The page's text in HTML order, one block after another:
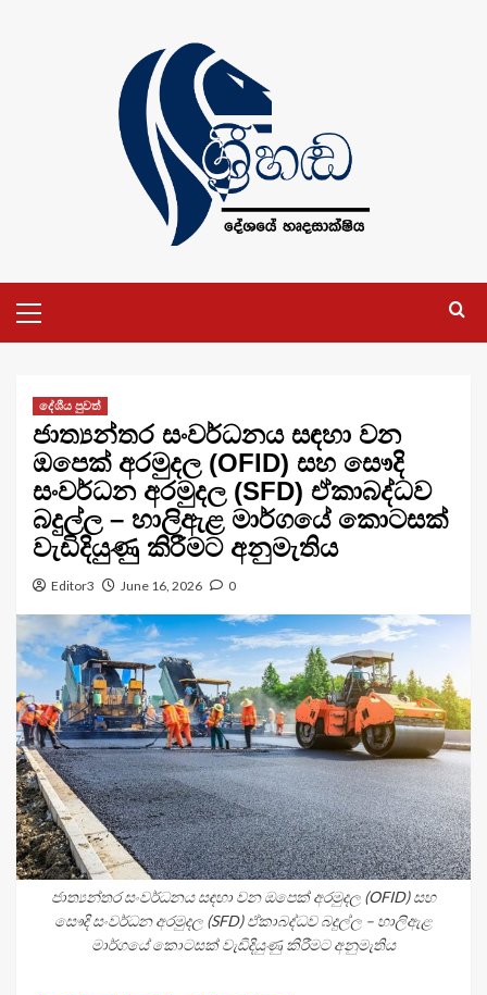
Menu
දේශීය පුවත්
ජාත්‍යන්තර සංවර්ධනය සඳහා වන
ඔපෙක් අරමුදල (OFID) සහ සෞදි
සංවර්ධන අරමුදල (SFD) ඒකාබද්ධව
බදුල්ල – හාලිඇළ මාර්ගයේ කොටසක්
වැඩිදියුණු කිරීමට අනුමැතිය
Editor3 June 16, 2026 0
ජාත්‍යන්තර සංවර්ධනය සඳහා වන ඔපෙක් අරමුදල (OFID) සහ
සෞදි සංවර්ධන අරමුදල (SFD) ඒකාබද්ධව බදුල්ල – හාලිඇළ
මාර්ගයේ කොටසක් වැඩිදියුණු කිරීමට අනුමැතිය